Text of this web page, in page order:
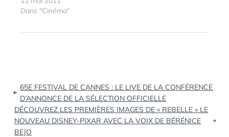
premiers informés de
manifestation : ses
palmarès. L’application
gratuite « Festival de…
Dans "Cinéma"
CONFÉRENCE
OFFICIELLE
Navigation
de
l’article
65E FESTIVAL DE CANNES : LE LIVE DE LA CONFÉRENCE
D’ANNONCE DE LA SÉLECTION OFFICIELLE
DÉCOUVREZ LES PREMIÈRES IMAGES DE « REBELLE » LE
NOUVEAU DISNEY-PIXAR AVEC LA VOIX DE BÉRÉNICE
BEJO